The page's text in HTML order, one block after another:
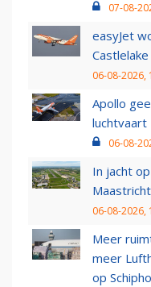
07-08-
easyJet
06-08-2026,
Apollo
luchtvaart
06-08-
In jacht
06-08-2026,
Meer
meer
op